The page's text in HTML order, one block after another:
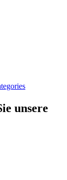
unsere